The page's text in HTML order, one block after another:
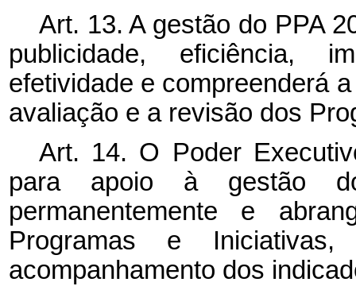
Art. 13. A gestão do PPA
publicidade, eficiência,
efetividade e compreenderá
avaliação e a revisão dos
Art. 14. O Poder
para apoio à gestão
permanentemente e
Programas e
acompanhamento dos